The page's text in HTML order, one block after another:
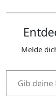
Melde dich für ein Abonnement an, um die neuesten
Gib deine E-Mail-Adresse ein ...